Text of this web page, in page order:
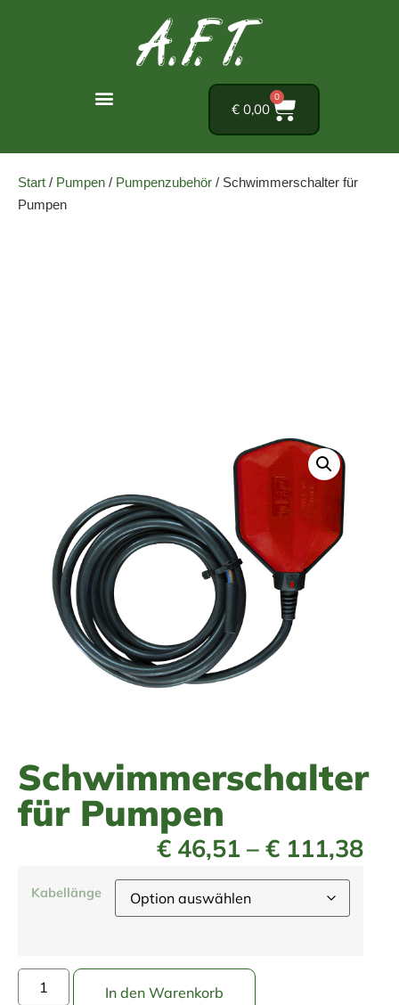
€ 0,00
0
Start / Pumpen / Pumpenzubehör / Schwimmerschalter für
Pumpen
Schwimmerschalter
für Pumpen
€ 46,51 – € 111,38
Kabellänge
In den Warenkorb